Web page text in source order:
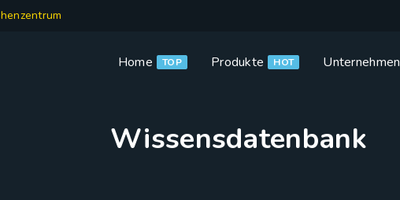
Home TOP Produkte HOT Unternehmen
Wissensdatenbank